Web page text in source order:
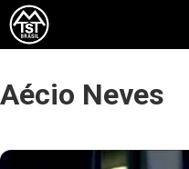
Aécio Neves